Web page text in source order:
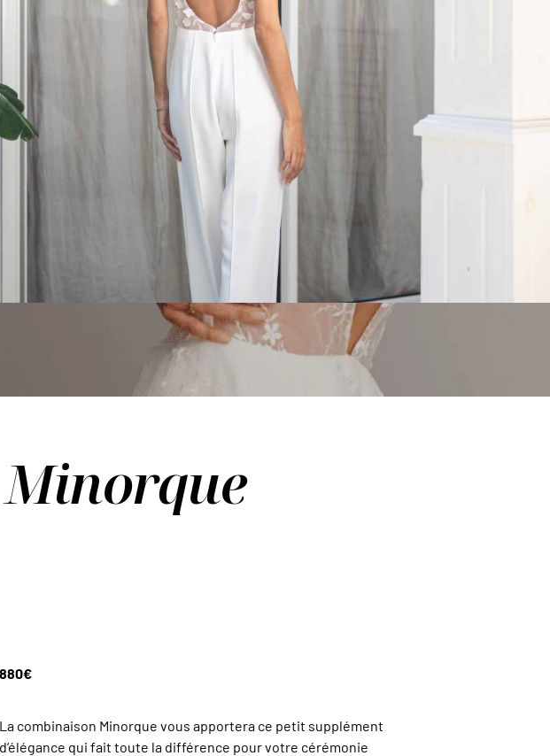
880€
La combinaison Minorque vous apportera ce petit supplément
d’élégance qui fait toute la différence pour votre cérémonie